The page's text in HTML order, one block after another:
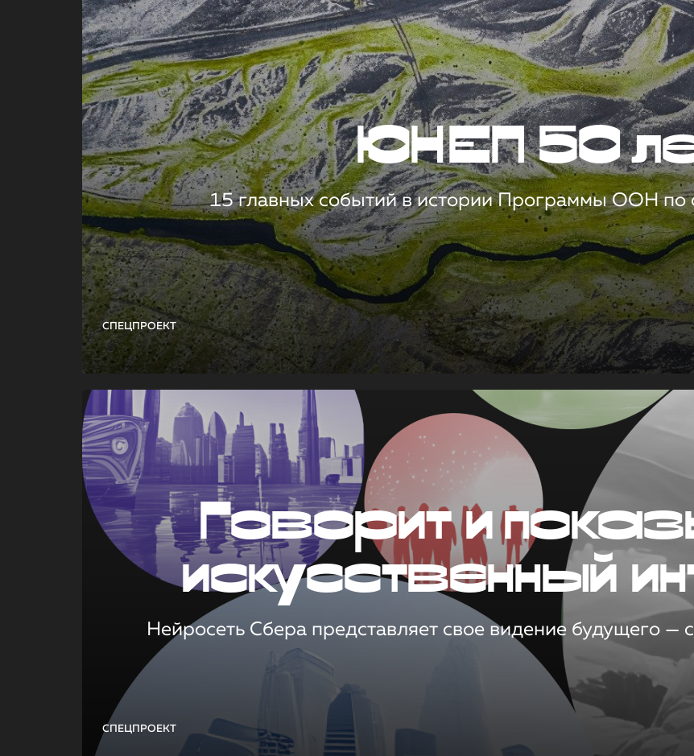
СПЕЦПРОЕКТ
ЮНЕП 50
15 главных событий в истории Программы ООН
СПЕЦПРОЕКТ
Говорит и
искусственный
Нейросеть Сбера представляет свое видение будущего —